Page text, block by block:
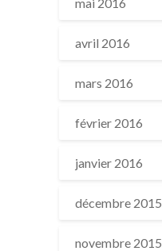
avril 2016
mars 2016
février 2016
janvier 2016
décembre 2015
novembre 2015